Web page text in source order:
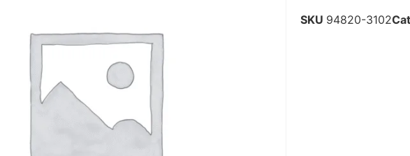
SKU 94820-3102